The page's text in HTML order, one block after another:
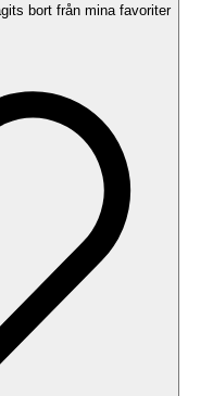
bort från mina favoriter